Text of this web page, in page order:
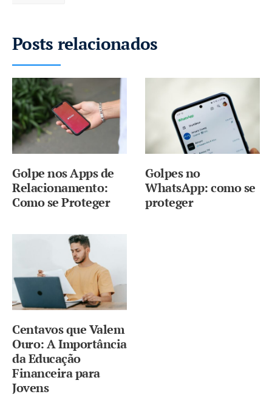
Posts relacionados
Golpe nos Apps de
Relacionamento:
Como se Proteger
Golpes no
WhatsApp: como se
proteger
Centavos que Valem
Ouro: A Importância
da Educação
Financeira para
Jovens